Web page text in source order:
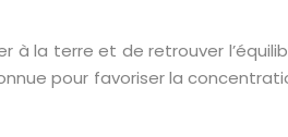
à la terre et de retrouver
pour favoriser la